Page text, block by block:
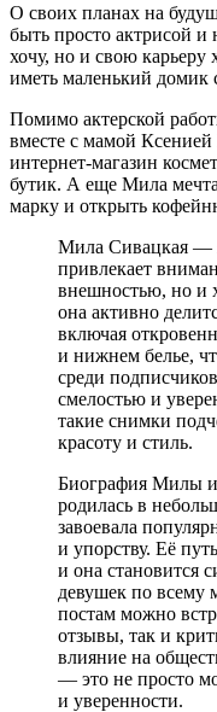
О своих планах на
быть просто актрисой
хочу, но и свою
иметь маленький
Помимо актерской
вместе с мамой
интернет-магазин
бутик. А еще Мила
марку и открыть
Мила Сивацкая —
привлекает
внешностью, но и
она активно
включая
и нижнем белье,
среди
смелостью и
такие снимки
красоту и стиль.
Биография Милы
родилась в
завоевала
и упорству. Её
и она становится
девушек по всему
постам можно
отзывы, так и
влияние на
— это не просто
и уверенности.